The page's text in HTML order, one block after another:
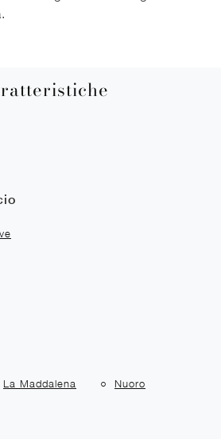
La Maddalena Nuoro